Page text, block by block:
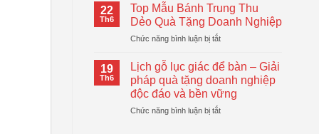
Thực
–
Giải
Quà
Doanh
Nghiệp
Hiệu
Quả
Tay
Tự
Động
Gọn
Đang
Được
Xu
Hướng
22
Th6
Top Mẫu Bánh Trung Thu
Dẻo Quà Tặng Doanh Nghiệp
Chức năng bình luận bị tắtở
Mẫu
Bánh
Trung
Thu
Dẻo
19
Th6
Lịch gỗ lục giác để bàn – Giải
pháp quà tặng doanh nghiệp
độc đáo và bền vững
Chức năng bình luận bị tắtở